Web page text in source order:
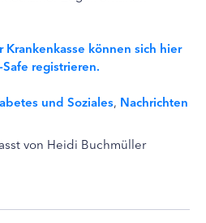
Krankenkasse können sich hier
registrieren.
und Soziales, Nachrichten
von Heidi Buchmüller